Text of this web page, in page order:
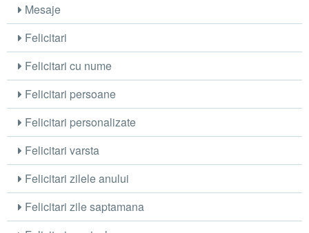
Mesaje
Felicitari
Felicitari cu nume
Felicitari persoane
Felicitari personalizate
Felicitari varsta
Felicitari zilele anului
Felicitari zile saptamana